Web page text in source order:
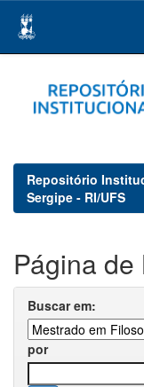
navigation
Repositório
Sergipe - RI/UFS
Página de
Buscar em:
por